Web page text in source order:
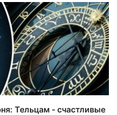
Тельцам - счастливые